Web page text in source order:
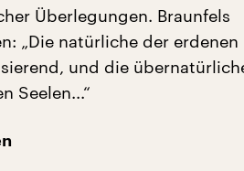
Überlegungen. Braunfels
„Die natürliche der erdenen
und die
Seelen...“